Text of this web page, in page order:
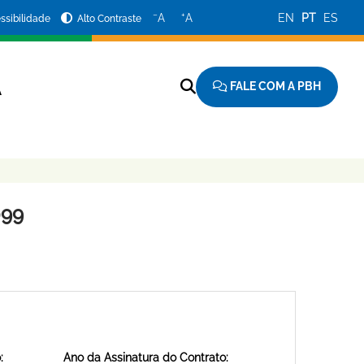
Alto Contraste −A +A EN PT ES
FALE COM A PBH
Ano da Assinatura do Contrato: